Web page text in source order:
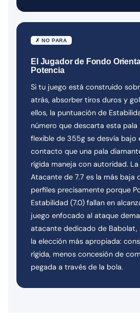
✗ NO PARA
El Jugador de Fondo
Potencia
Si tu juego está construido
atrás, absorber tiros duros y
ellos, la puntuación de
número que descarta esta pala
flexible de 355g se desvía bajo
contacto que una pala
rígida maneja con autoridad.
Atacante de 7.7 es la más baja
perfiles precisamente porque
Estabilidad (7.0) fallan en
juego enfocado al ataque
atacante dedicado de Babolat,
la elección más apropiada:
rígida, menos concesión de
pegada a través de la bola.